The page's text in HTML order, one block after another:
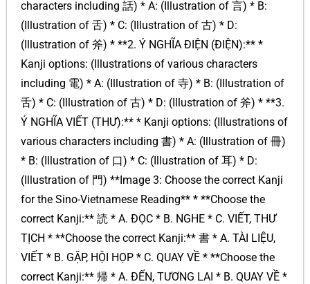
characters including 話) * A: (Illustration of 言) * B:
(Illustration of 舌) * C: (Illustration of 古) * D:
(Illustration of 斧) * **2. Ý NGHĨA ĐIỆN (ĐIỆN):** *
Kanji options: (Illustrations of various characters
including 電) * A: (Illustration of 寺) * B: (Illustration of
舌) * C: (Illustration of 古) * D: (Illustration of 斧) * **3.
Ý NGHĨA VIẾT (THƯ):** * Kanji options: (Illustrations of
various characters including 書) * A: (Illustration of 冊)
* B: (Illustration of 口) * C: (Illustration of 耳) * D:
(Illustration of 門) **Image 3: Choose the correct Kanji
for the Sino-Vietnamese Reading** * **Choose the
correct Kanji:** 読 * A. ĐỌC * B. NGHE * C. VIẾT, THƯ
TỊCH * **Choose the correct Kanji:** 書 * A. TÀI LIỆU,
VIẾT * B. GẶP, HỘI HỌP * C. QUAY VỀ * **Choose the
correct Kanji:** 帰 * A. ĐẾN, TƯƠNG LAI * B. QUAY VỀ *